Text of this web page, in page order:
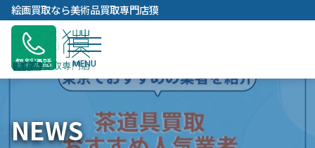
内
容
キ
ッ
プ
絵画買取なら美術品買取専門店獏
無料通話
NEWS